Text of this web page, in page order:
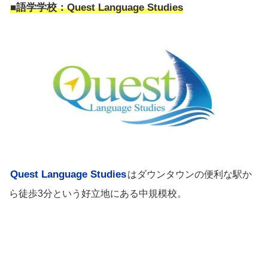
■語学学校：Quest Language Studies
Quest Language Studiesはダウンタウンの便利な駅か
ら徒歩3分という好立地にある中規模校。